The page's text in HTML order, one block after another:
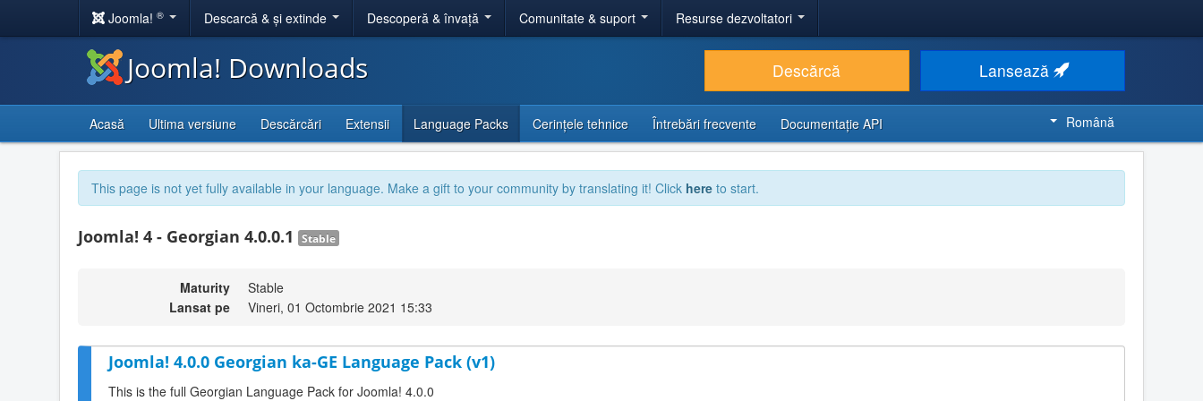
Joomla! ® Descarcă & și extinde Descoperă & învață Comunitate & suport Resurse dezvoltatori
Joomla! Downloads Descărcă Lansează
Acasă Ultima versiune Descărcări Extensii Language Packs Cerințele tehnice Întrebări frecvente Documentaţie API Română
This page is not yet fully available in your language. Make a gift to your community by translating it! Click here to start.
Joomla! 4 - Georgian 4.0.0.1 Stable
Maturity
Stable
Lansat pe
Vineri, 01 Octombrie 2021 15:33
Joomla! 4.0.0 Georgian ka-GE Language Pack (v1)
This is the full Georgian Language Pack for Joomla! 4.0.0